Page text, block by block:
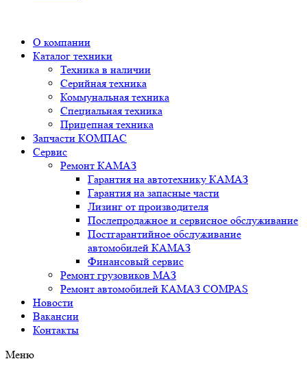
О компании
Каталог техники
Техника в наличии
Серийная техника
Коммунальная техника
Специальная техника
Прицепная техника
Запчасти КОМПАС
Сервис
Ремонт КАМАЗ
Гарантия на автотехнику КАМАЗ
Гарантия на запасные части
Лизинг от производителя
Послепродажное и сервисное обслуживание
Постгарантийное обслуживание
автомобилей КАМАЗ
Финансовый сервис
Ремонт грузовиков МАЗ
Ремонт автомобилей КАМАЗ COMPAS
Новости
Вакансии
Контакты
Меню